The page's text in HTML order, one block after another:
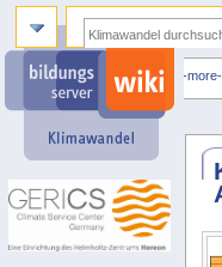
⧼dbsskin-